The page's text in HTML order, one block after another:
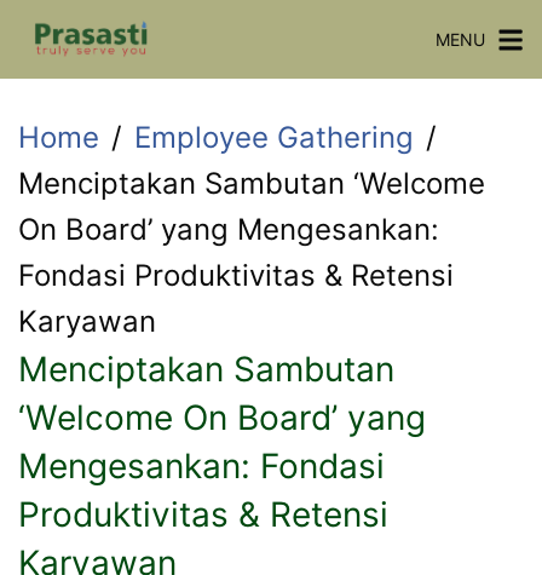
Skip
MENU
Home
Employee Gathering
Menciptakan Sambutan ‘Welcome
On Board’ yang Mengesankan:
Fondasi Produktivitas & Retensi
Karyawan
Menciptakan Sambutan
‘Welcome On Board’ yang
Mengesankan: Fondasi
Produktivitas & Retensi
Karyawan